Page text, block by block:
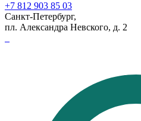
+7 812 903 85 03
Санкт-Петербург,
пл. Александра Невского, д. 2